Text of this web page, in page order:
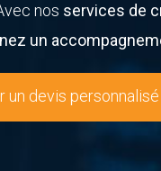
nos services de
un
un devis personnalisé